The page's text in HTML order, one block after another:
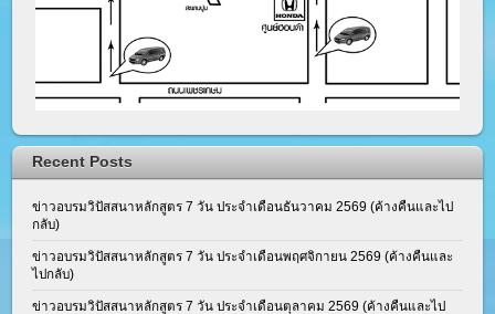
Recent Posts
ข่าวอบรมวิปัสสนาหลักสูตร 7 วัน ประจำเดือนธันวาคม 2569 (ค้างคืนและไป
กลับ)
ข่าวอบรมวิปัสสนาหลักสูตร 7 วัน ประจำเดือนพฤศจิกายน 2569 (ค้างคืนและ
ไปกลับ)
ข่าวอบรมวิปัสสนาหลักสูตร 7 วัน ประจำเดือนตุลาคม 2569 (ค้างคืนและไป